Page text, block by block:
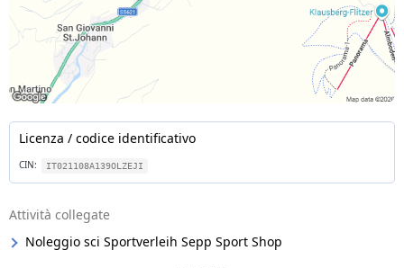
Licenza / codice identificativo
CIN: IT021108A139OLZEJI
Attività collegate
Noleggio sci Sportverleih Sepp Sport Shop